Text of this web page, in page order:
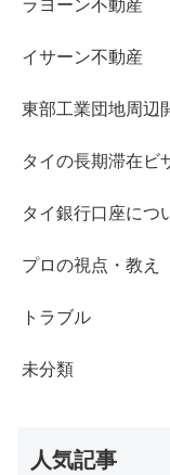
ラヨーン不動産
イサーン不動産
東部工業団地周辺
タイの長期滞在ビ
タイ銀行口座につ
プロの視点・教え
トラブル
未分類
人気記事